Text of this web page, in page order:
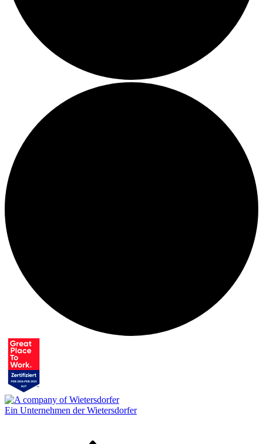
Ein Unternehmen der Wietersdorfer